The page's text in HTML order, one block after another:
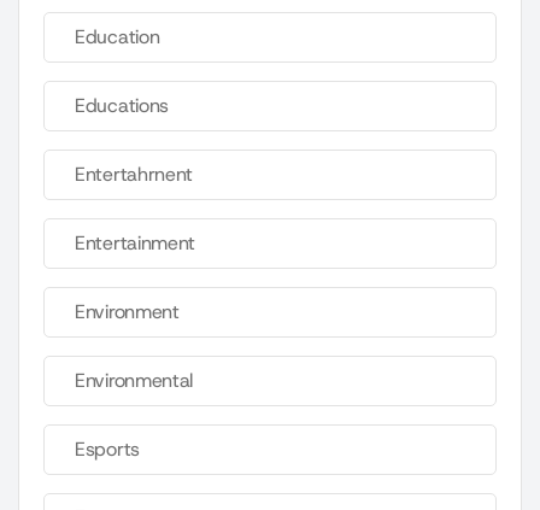
Education
Educations
Entertahrnent
Entertainment
Environment
Environmental
Esports